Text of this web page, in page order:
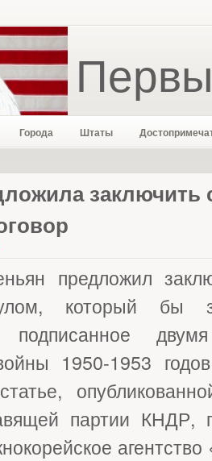
Города Штаты
предложил
который бы
подписанное
1950-1953
партии КНДР,